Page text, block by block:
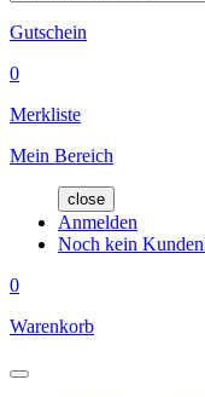
Gutschein
0
Merkliste
Mein Bereich
close
Anmelden
Noch kein
0
Warenkorb